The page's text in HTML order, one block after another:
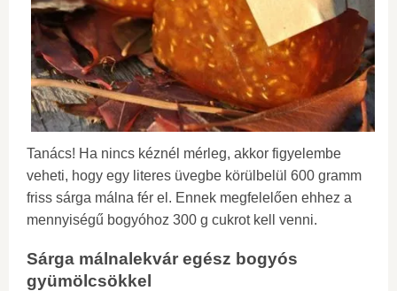
Tanács! Ha nincs kéznél mérleg, akkor figyelembe
veheti, hogy egy literes üvegbe körülbelül 600 gramm
friss sárga málna fér el. Ennek megfelelően ehhez a
mennyiségű bogyóhoz 300 g cukrot kell venni.
Sárga málnalekvár egész bogyós
gyümölcsökkel